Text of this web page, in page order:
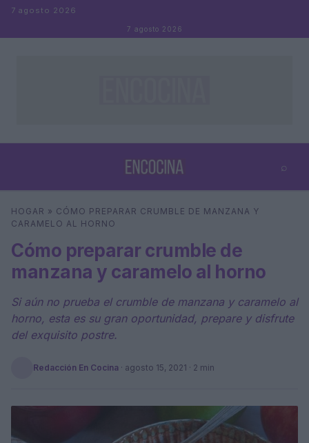
Saltar al contenido
7 agosto 2026
7 agosto 2026
⌕
Buscar ⌕
HOGAR » CÓMO PREPARAR CRUMBLE DE MANZANA Y
CARAMELO AL HORNO
Cómo preparar crumble de
manzana y caramelo al horno
Si aún no prueba el crumble de manzana y caramelo al
horno, esta es su gran oportunidad, prepare y disfrute
del exquisito postre.
Redacción En Cocina · agosto 15, 2021 · 2 min